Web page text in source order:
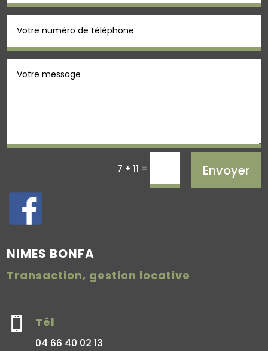
7 + 11 = Envoyer
NIMES BONFA
Transaction, gestion locative
 Tél
04 66 40 02 13